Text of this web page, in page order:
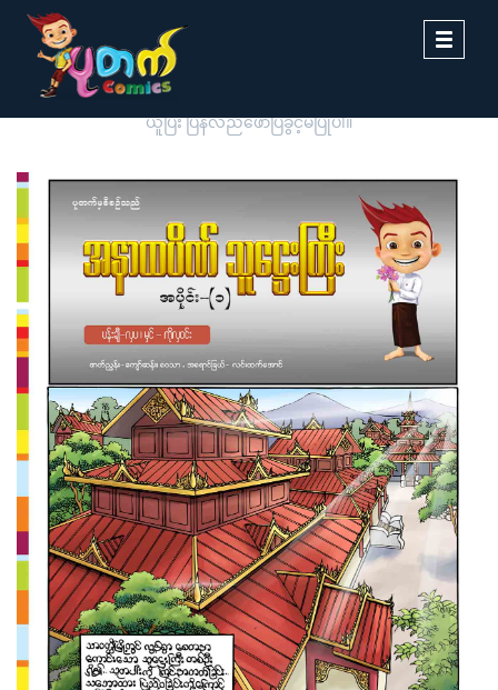
Toggle
ပုတက်ကာတွန်းမှ မူပိုင်စီစဉ်တင်ဆက်ထားခြင်းဖြစ်ပါသည်။ တစ်ဆင့်ကူး
ယူပြီး ပြန်လည်ဖော်ပြခွင့်မပြုပါ။